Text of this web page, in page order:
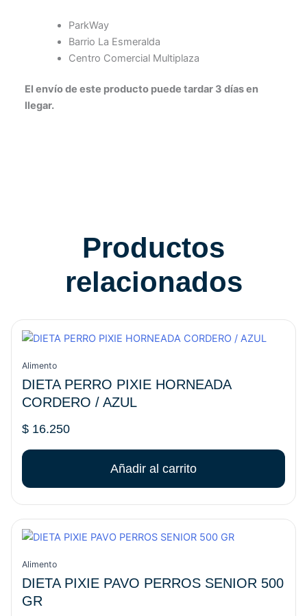
ParkWay
Barrio La Esmeralda
Centro Comercial Multiplaza
El envío de este producto puede tardar 3 días en
llegar.
Productos
relacionados
Alimento
DIETA PERRO PIXIE HORNEADA
CORDERO / AZUL
$16.250
Añadir al carrito
Alimento
DIETA PIXIE PAVO PERROS SENIOR 500
GR